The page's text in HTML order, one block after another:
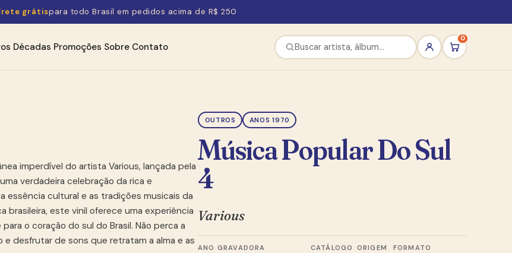
grátispara todo Brasil em pedidos acima de R$ 250
Décadas Promoções Sobre Contato
0
imperdível do artista Various, lançada pela
verdadeira celebração da rica e
essência cultural e as tradições musicais da
brasileira, este vinil oferece uma experiência
o coração do sul do Brasil. Não perca a
desfrutar de sons que retratam a alma e as
OUTROS ANOS 1970
Música Popular Do Sul
4
Various
ANO GRAVADORA CATÁLOGO ORIGEM FORMATO